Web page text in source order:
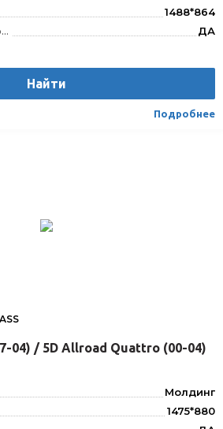
1488*864
Шелкография под зеркало заднего вида
ДА
Да
Найти
Подробнее
04) / 5D Allroad Quattro (00-04)
Молдинг
1475*880